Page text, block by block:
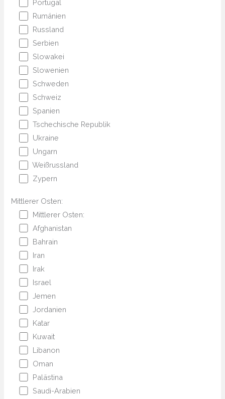
Portugal
Rumänien
Russland
Serbien
Slowakei
Slowenien
Schweden
Schweiz
Spanien
Tschechische Republik
Ukraine
Ungarn
Weißrussland
Zypern
Mittlerer Osten:
Mittlerer Osten:
Afghanistan
Bahrain
Iran
Irak
Israel
Jemen
Jordanien
Katar
Kuwait
Libanon
Oman
Palästina
Saudi-Arabien